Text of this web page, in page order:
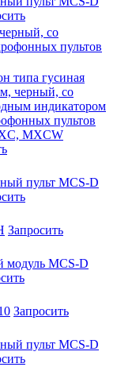
со
пультов
типа гусиная
черный, со
индикатором
пультов
MXCW
пульт MCS-D
Запросить
модуль MCS-D
Запросить
пульт MCS-D